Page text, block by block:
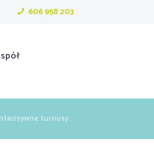
606 958 203
turnusy...